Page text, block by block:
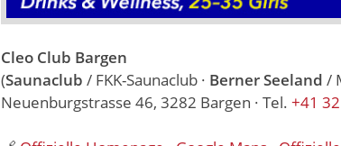
Cleo Club Bargen
(Saunaclub / FKK-Saunaclub · Berner Seeland /
Neuenburgstrasse 46, 3282 Bargen · Tel. +41